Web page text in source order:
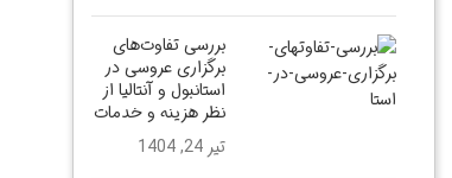
بررسی تفاوت‌های
برگزاری عروسی در
استانبول و آنتالیا از
نظر هزینه و خدمات
تیر 24, 1404